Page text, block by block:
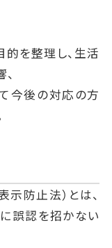
を整理し、生活
今後の対応の方
防止法）とは、
誤認を招かない